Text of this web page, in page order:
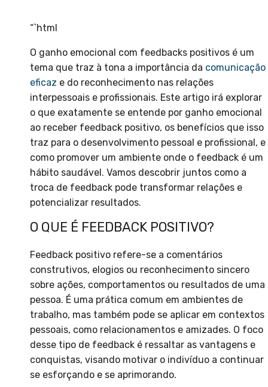
“`html
O ganho emocional com feedbacks positivos é um
tema que traz à tona a importância da comunicação
eficaz e do reconhecimento nas relações
interpessoais e profissionais. Este artigo irá explorar
o que exatamente se entende por ganho emocional
ao receber feedback positivo, os benefícios que isso
traz para o desenvolvimento pessoal e profissional, e
como promover um ambiente onde o feedback é um
hábito saudável. Vamos descobrir juntos como a
troca de feedback pode transformar relações e
potencializar resultados.
O QUE É FEEDBACK POSITIVO?
Feedback positivo refere-se a comentários
construtivos, elogios ou reconhecimento sincero
sobre ações, comportamentos ou resultados de uma
pessoa. É uma prática comum em ambientes de
trabalho, mas também pode se aplicar em contextos
pessoais, como relacionamentos e amizades. O foco
desse tipo de feedback é ressaltar as vantagens e
conquistas, visando motivar o indivíduo a continuar
se esforçando e se aprimorando.